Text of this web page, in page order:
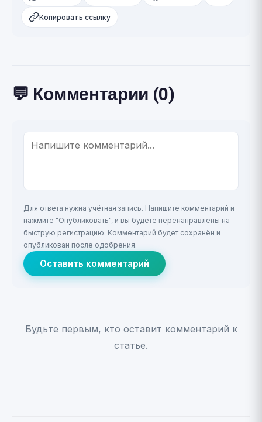
Копировать ссылку
💬 Комментарии (0)
Для ответа нужна учётная запись. Напишите комментарий и
нажмите "Опубликовать", и вы будете перенаправлены на
быструю регистрацию. Комментарий будет сохранён и
опубликован после одобрения.
Оставить комментарий
Будьте первым, кто оставит комментарий к
статье.